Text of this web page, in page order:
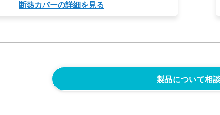
断熱カバーの詳細を見る
製品について相